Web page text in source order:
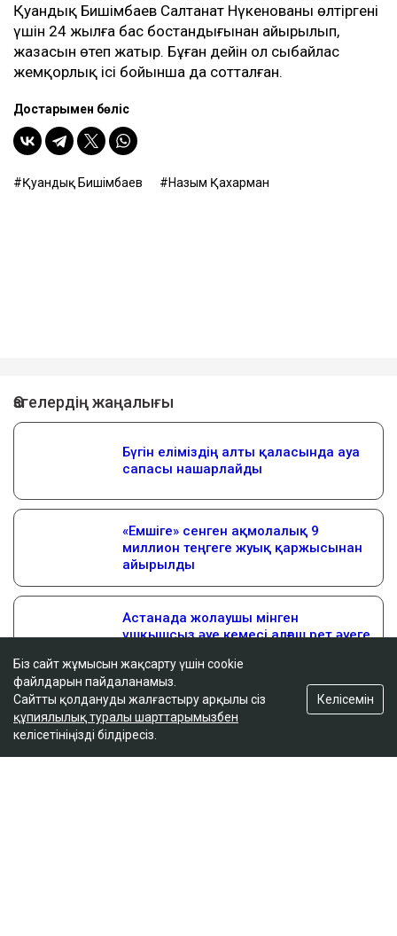
Қуандық Бишімбаев Салтанат Нүкенованы өлтіргені
үшін 24 жылға бас бостандығынан айырылып,
жазасын өтеп жатыр. Бұған дейін ол сыбайлас
жемқорлық ісі бойынша да сотталған.
Достарыңмен бөліс
Қуандық Бишімбаев Назым Қахарман
Біз сайт жұмысын жақсарту үшін cookie
файлдарын пайдаланамыз.
Сайтты қолдануды жалғастыру арқылы сіз
құпиялылық туралы шарттарымызбен
келісетініңізді білдіресіз.
Келісемін